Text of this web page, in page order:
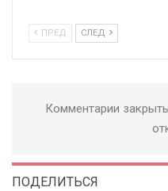
ПРЕД СЛЕД
Комментарии
ПОДЕЛИТЬСЯ